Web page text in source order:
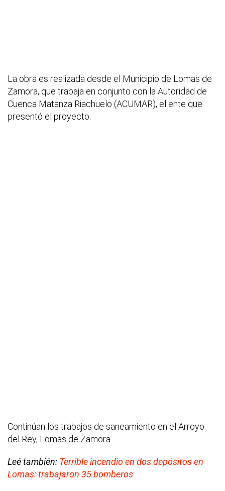
La obra es realizada desde el Municipio de Lomas de
Zamora, que trabaja en conjunto con la Autoridad de
Cuenca Matanza Riachuelo (ACUMAR), el ente que
presentó el proyecto.
Continúan los trabajos de saneamiento en el Arroyo
del Rey, Lomas de Zamora.
Leé también: Terrible incendio en dos depósitos en
Lomas: trabajaron 35 bomberos